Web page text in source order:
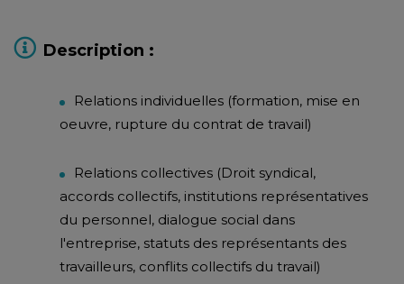
Description :
Relations individuelles (formation, mise en
oeuvre, rupture du contrat de travail)
Relations collectives (Droit syndical,
accords collectifs, institutions représentatives
du personnel, dialogue social dans
l'entreprise, statuts des représentants des
travailleurs, conflits collectifs du travail)